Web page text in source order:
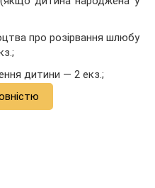
про розірвання шлюбу
дитини — 2 екз.;